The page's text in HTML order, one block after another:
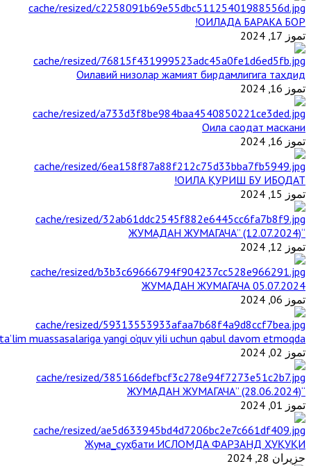
ОИЛАДА БАРАКА БОР!
تموز 17, 2024
Оилавий низолар жамият бирдамлигига таҳдид
تموز 16, 2024
Оила саодат маскани
تموز 16, 2024
ОИЛА ҚУРИШ БУ ИБОДАТ!
تموز 15, 2024
“ЖУМАДАН ЖУМАГАЧА” (12.07.2024)
تموز 12, 2024
ЖУМАДАН ЖУМАГАЧА 05.07.2024
تموز 06, 2024
muassasalariga yangi o‘quv yili uchun qabul davom etmoqda
تموز 02, 2024
“ЖУМАДАН ЖУМАГАЧА” (28.06.2024)
تموز 01, 2024
Жума_суҳбати ИСЛОМДА ФАРЗАНД ҲУҚУҚИ
حزيران 28, 2024